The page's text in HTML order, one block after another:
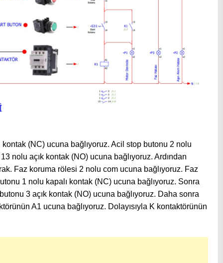
(NC) ucuna bağlıyoruz. Acil stop butonu 2 nolu
nolu açık kontak (NO) ucuna bağlıyoruz. Ardından
Faz koruma rölesi 2 nolu com ucuna bağlıyoruz. Faz
1 nolu kapalı kontak (NC) ucuna bağlıyoruz. Sonra
3 açık kontak (NO) ucuna bağlıyoruz. Daha sonra
A1 ucuna bağlıyoruz. Dolayısıyla K kontaktörünün